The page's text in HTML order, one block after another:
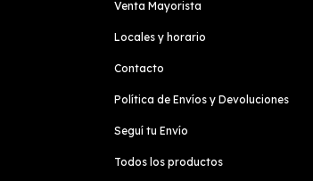
Venta Mayorista
Locales y horario
Contacto
Política de Envíos y Devoluciones
Seguí tu Envío
Todos los productos